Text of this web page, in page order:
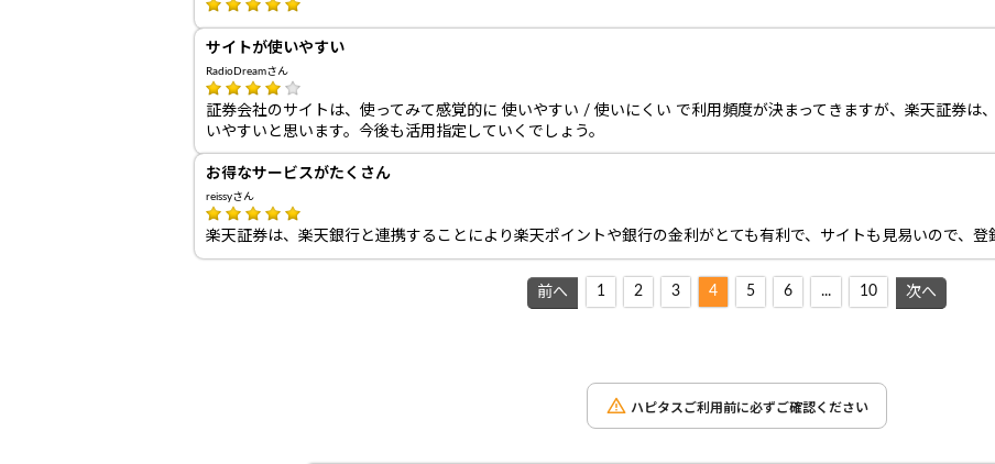
サイトが使いやすい
RadioDreamさん
証券会社のサイトは、使ってみて感覚的に 使いやすい / 使いにくい で利用頻度が決まってきますが、楽天証券は
いやすいと思います。今後も活用指定していくでしょう。
お得なサービスがたくさん
reissyさん
楽天証券は、楽天銀行と連携することにより楽天ポイントや銀行の金利がとても有利で、サイトも見易いので、登
前へ 1 2 3 4 5 6 ... 10 次へ
ハピタスご利用前に必ずご確認ください